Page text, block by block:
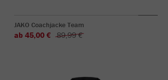
JAKO Coachjacke Team
ab 45,00 € 89,99 €